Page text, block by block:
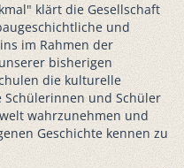
klärt die Gesellschaft
und
im Rahmen der
bisherigen
die kulturelle
und Schüler
wahrzunehmen und
Geschichte kennen zu